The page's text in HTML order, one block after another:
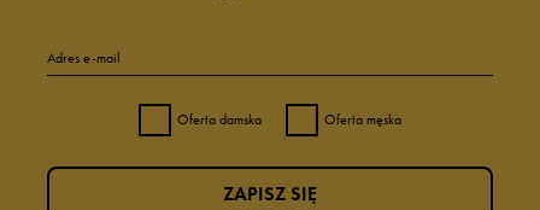
Adres e-mail
Oferta damska Oferta męska
ZAPISZ SIĘ